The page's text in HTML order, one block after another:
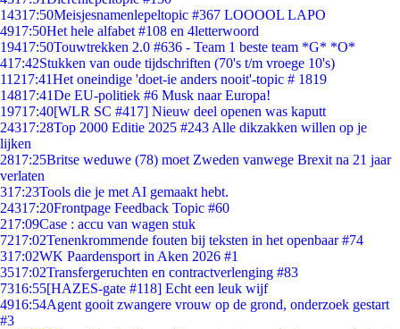
14317:50Meisjesnamenlepeltopic #367 LOOOOL LAPO
4917:50Het hele alfabet #108 en 4letterwoord
19417:50Touwtrekken 2.0 #636 - Team 1 beste team *G* *O*
417:42Stukken van oude tijdschriften (70's t/m vroege 10's)
11217:41Het oneindige 'doet-ie anders nooit'-topic # 1819
14817:41De EU-politiek #6 Musk naar Europa!
19717:40[WLR SC #417] Nieuw deel openen was kaputt
24317:28Top 2000 Editie 2025 #243 Alle dikzakken willen op je
lijken
2817:25Britse weduwe (78) moet Zweden vanwege Brexit na 21 jaar
verlaten
317:23Tools die je met AI gemaakt hebt.
24317:20Frontpage Feedback Topic #60
217:09Case : accu van wagen stuk
7217:02Tenenkrommende fouten bij teksten in het openbaar #74
317:02WK Paardensport in Aken 2026 #1
3517:02Transfergeruchten en contractverlenging #83
7316:55[HAZES-gate #118] Echt een leuk wijf
4916:54Agent gooit zwangere vrouw op de grond, onderzoek gestart
#3